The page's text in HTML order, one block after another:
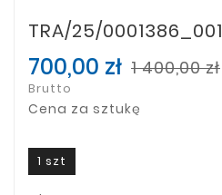
TRA/25/0001386_001
700,00 zł 1 400,00 zł
Brutto
Cena za sztukę
1 szt